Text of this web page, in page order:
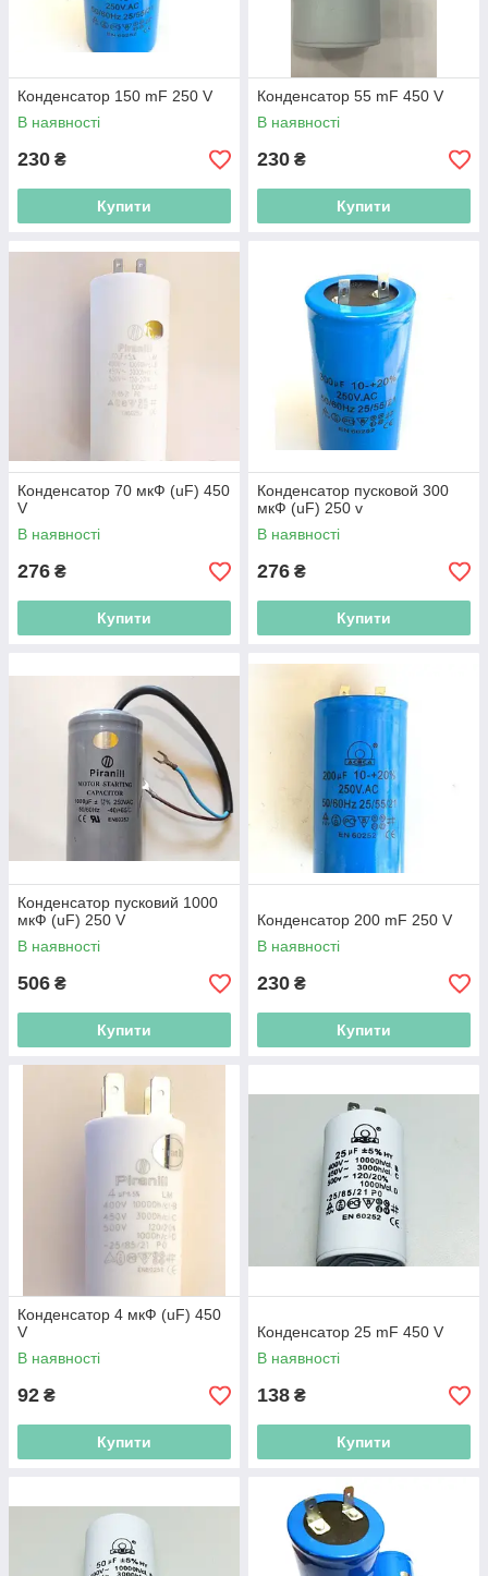
Конденсатор 150 mF 250 V
В наявності
230 ₴
Купити
Конденсатор 55 mF 450 V
В наявності
230 ₴
Купити
Конденсатор 70 мкФ (uF) 450
V
В наявності
276 ₴
Купити
Конденсатор пусковой 300
мкФ (uF) 250 v
В наявності
276 ₴
Купити
Конденсатор пусковий 1000
мкФ (uF) 250 V
В наявності
506 ₴
Купити
Конденсатор 200 mF 250 V
В наявності
230 ₴
Купити
Конденсатор 4 мкФ (uF) 450
V
В наявності
92 ₴
Купити
Конденсатор 25 mF 450 V
В наявності
138 ₴
Купити